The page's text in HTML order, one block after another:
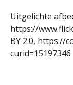
Uitgelichte
https://
BY 2.0, https://
curid=15197346